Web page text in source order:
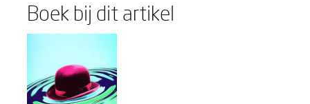
Boek bij dit artikel